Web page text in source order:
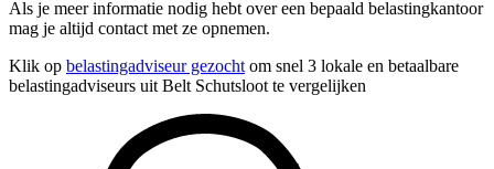
Als je meer informatie nodig hebt over een bepaald belastingkantoor
mag je altijd contact met ze opnemen.
Klik op belastingadviseur gezocht om snel 3 lokale en betaalbare
belastingadviseurs uit Belt Schutsloot te vergelijken